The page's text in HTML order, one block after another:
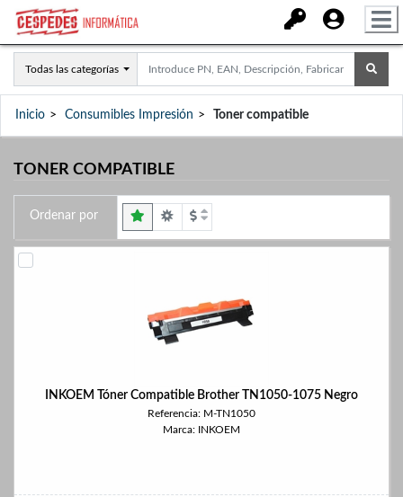
Todas las categorías
Inicio Consumibles Impresión Toner compatible
TONER COMPATIBLE
Ordenar por
INKOEM Tóner Compatible Brother TN1050-1075 Negro
Referencia: M-TN1050
Marca: INKOEM